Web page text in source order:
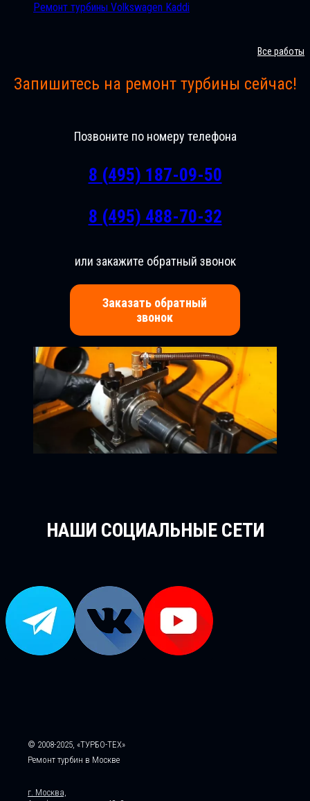
Ремонт турбины Volkswagen Kaddi
Все работы
Запишитесь на ремонт турбины сейчас!
Позвоните по номеру телефона
8 (495) 187-09-50
8 (495) 488-70-32
или закажите обратный звонок
Заказать обратный
звонок
НАШИ СОЦИАЛЬНЫЕ СЕТИ
© 2008-2025, «ТУРБО-ТЕХ»
Ремонт турбин в Москве
г. Москва,